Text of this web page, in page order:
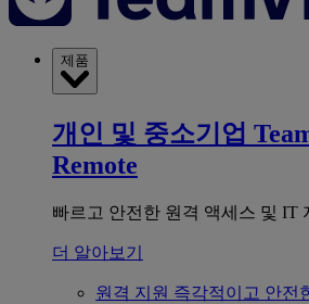
제품
개인 및 중소기업
Remote
빠르고 안전한 원격 액세스 및 IT
더 알아보기
원격 지원 즉각적이고 안전